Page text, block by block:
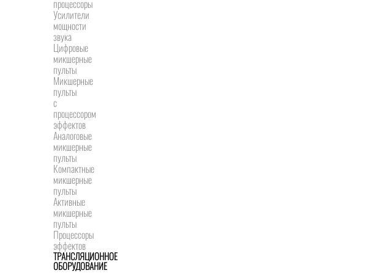
процессоры
Усилители
мощности
звука
Цифровые
микшерные
пульты
Микшерные
пульты
с
процессором
эффектов
Аналоговые
микшерные
пульты
Компактные
микшерные
пульты
Активные
микшерные
пульты
Процессоры
эффектов
ТРАНСЛЯЦИОННОЕ
ОБОРУДОВАНИЕ